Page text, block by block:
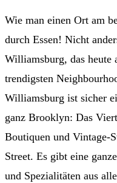
Wie man einen Ort am
durch Essen! Nicht
Williamsburg, das heute
trendigsten
Williamsburg ist sicher
ganz Brooklyn: Das
Boutiquen und Vintage-
Street. Es gibt eine
und Spezialitäten aus